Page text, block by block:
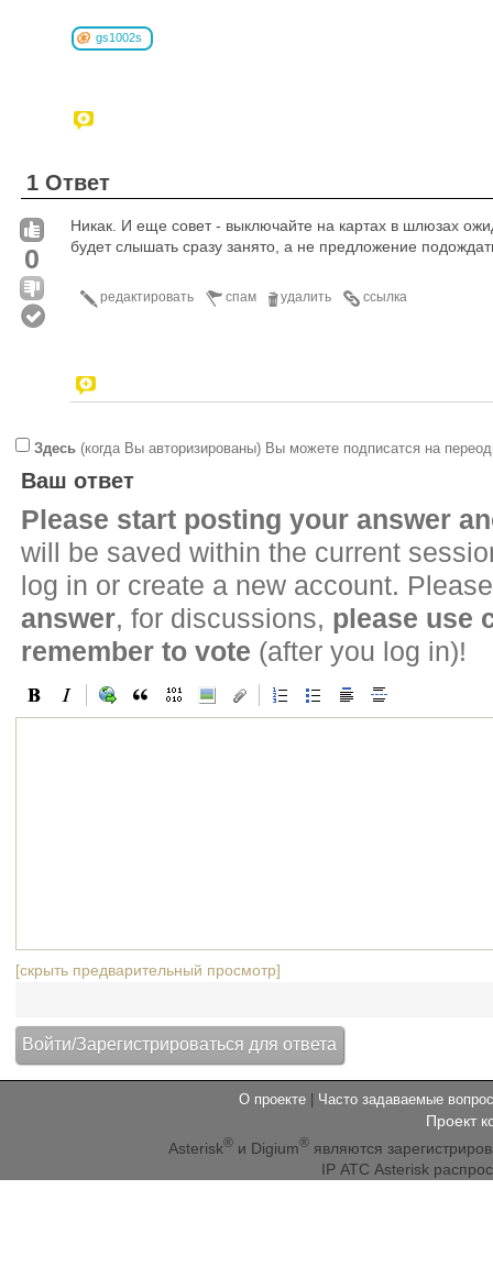
gs1002s
1 Ответ
0
Никак. И еще совет - выключайте на картах в шлюзах
будет слышать сразу занято, а не предложение
ссылка
удалить
спам
редактировать
Здесь (когда Вы авторизированы) Вы можете подписатся на
Ваш ответ
Please start posting your answer
will be saved within the current
log in or create a new account.
answer, for discussions, please use
remember to vote (after you log in)!
[скрыть предварительный просмотр]
О проекте Часто задаваемые
Проект
Asterisk® и Digium® являются
IP АТС Asterisk